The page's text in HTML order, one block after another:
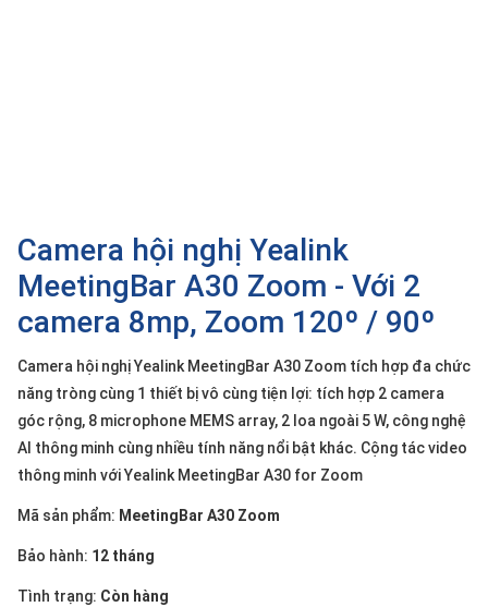
Camera hội nghị Yealink
MeetingBar A30 Zoom - Với 2
camera 8mp, Zoom 120º / 90º
Camera hội nghị Yealink MeetingBar A30 Zoom tích hợp đa chức
năng tròng cùng 1 thiết bị vô cùng tiện lợi: tích hợp 2 camera
góc rộng, 8 microphone MEMS array, 2 loa ngoài 5 W, công nghệ
AI thông minh cùng nhiều tính năng nổi bật khác. Cộng tác video
thông minh với Yealink MeetingBar A30 for Zoom
Mã sản phẩm: MeetingBar A30 Zoom
Bảo hành: 12 tháng
Tình trạng: Còn hàng
Dịch
trợ
Tin
Liên
hệ
Giới
NGÔN